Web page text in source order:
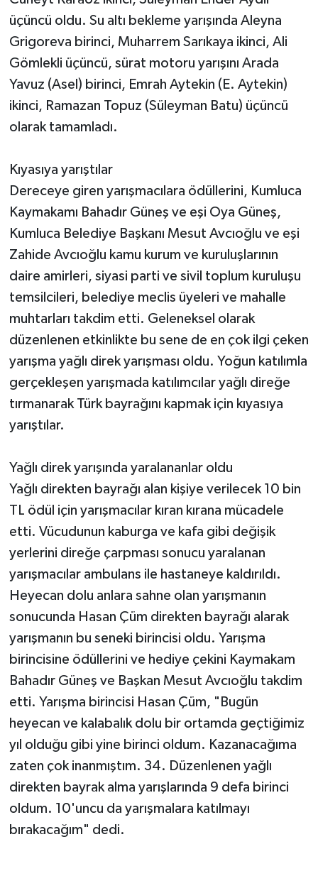
üçüncü oldu. Su altı bekleme yarışında Aleyna
Grigoreva birinci, Muharrem Sarıkaya ikinci, Ali
Gömlekli üçüncü, sürat motoru yarışını Arada
Yavuz (Asel) birinci, Emrah Aytekin (E. Aytekin)
ikinci, Ramazan Topuz (Süleyman Batu) üçüncü
olarak tamamladı.
Kıyasıya yarıştılar
Dereceye giren yarışmacılara ödüllerini, Kumluca
Kaymakamı Bahadır Güneş ve eşi Oya Güneş,
Kumluca Belediye Başkanı Mesut Avcıoğlu ve eşi
Zahide Avcıoğlu kamu kurum ve kuruluşlarının
daire amirleri, siyasi parti ve sivil toplum kuruluşu
temsilcileri, belediye meclis üyeleri ve mahalle
muhtarları takdim etti. Geleneksel olarak
düzenlenen etkinlikte bu sene de en çok ilgi çeken
yarışma yağlı direk yarışması oldu. Yoğun katılımla
gerçekleşen yarışmada katılımcılar yağlı direğe
tırmanarak Türk bayrağını kapmak için kıyasıya
yarıştılar.
Yağlı direk yarışında yaralananlar oldu
Yağlı direkten bayrağı alan kişiye verilecek 10 bin
TL ödül için yarışmacılar kıran kırana mücadele
etti. Vücudunun kaburga ve kafa gibi değişik
yerlerini direğe çarpması sonucu yaralanan
yarışmacılar ambulans ile hastaneye kaldırıldı.
Heyecan dolu anlara sahne olan yarışmanın
sonucunda Hasan Çüm direkten bayrağı alarak
yarışmanın bu seneki birincisi oldu. Yarışma
birincisine ödüllerini ve hediye çekini Kaymakam
Bahadır Güneş ve Başkan Mesut Avcıoğlu takdim
etti. Yarışma birincisi Hasan Çüm, "Bugün
heyecan ve kalabalık dolu bir ortamda geçtiğimiz
yıl olduğu gibi yine birinci oldum. Kazanacağıma
zaten çok inanmıştım. 34. Düzenlenen yağlı
direkten bayrak alma yarışlarında 9 defa birinci
oldum. 10'uncu da yarışmalara katılmayı
bırakacağım" dedi.